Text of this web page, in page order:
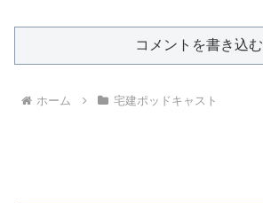
コメントを書き込む
ホーム 宅建ポッドキャスト